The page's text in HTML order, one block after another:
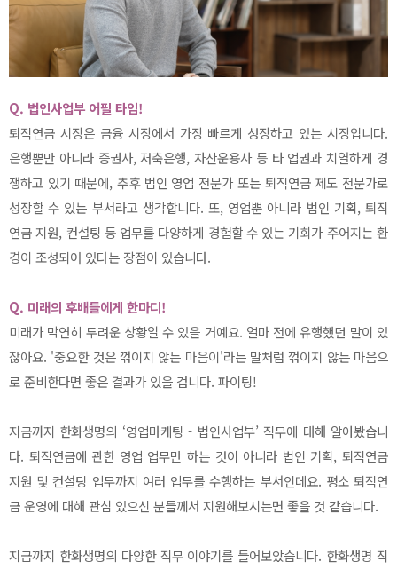
Q. 법인사업부 어필 타임!
퇴직연금 시장은 금융 시장에서 가장 빠르게 성장하고 있는 시장입니다.
은행뿐만 아니라 증권사, 저축은행, 자산운용사 등 타 업권과 치열하게 경
쟁하고 있기 때문에, 추후 법인 영업 전문가 또는 퇴직연금 제도 전문가로
성장할 수 있는 부서라고 생각합니다. 또, 영업뿐 아니라 법인 기획, 퇴직
연금 지원, 컨설팅 등 업무를 다양하게 경험할 수 있는 기회가 주어지는 환
경이 조성되어 있다는 장점이 있습니다.
Q. 미래의 후배들에게 한마디!
미래가 막연히 두려운 상황일 수 있을 거예요. 얼마 전에 유행했던 말이 있
잖아요. '중요한 것은 꺾이지 않는 마음이'라는 말처럼 꺾이지 않는 마음으
로 준비한다면 좋은 결과가 있을 겁니다. 파이팅!
지금까지 한화생명의 ‘영업마케팅 - 법인사업부’ 직무에 대해 알아봤습니
다. 퇴직연금에 관한 영업 업무만 하는 것이 아니라 법인 기획, 퇴직연금
지원 및 컨설팅 업무까지 여러 업무를 수행하는 부서인데요. 평소 퇴직연
금 운영에 대해 관심 있으신 분들께서 지원해보시는면 좋을 것 같습니다.
지금까지 한화생명의 다양한 직무 이야기를 들어보았습니다. 한화생명 직